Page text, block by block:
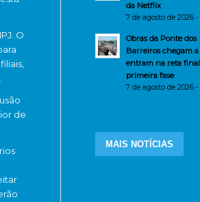
O
de
da Netflix
7 de agosto de 2026 -
Obras da Ponte dos
Barreiros chegam a
entram na reta
primeira fase
7 de agosto de 2026 -
MAIS NOTÍCIAS